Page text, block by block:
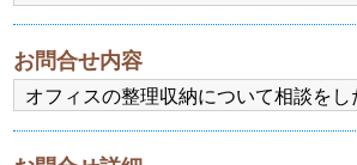
お問合せ内容